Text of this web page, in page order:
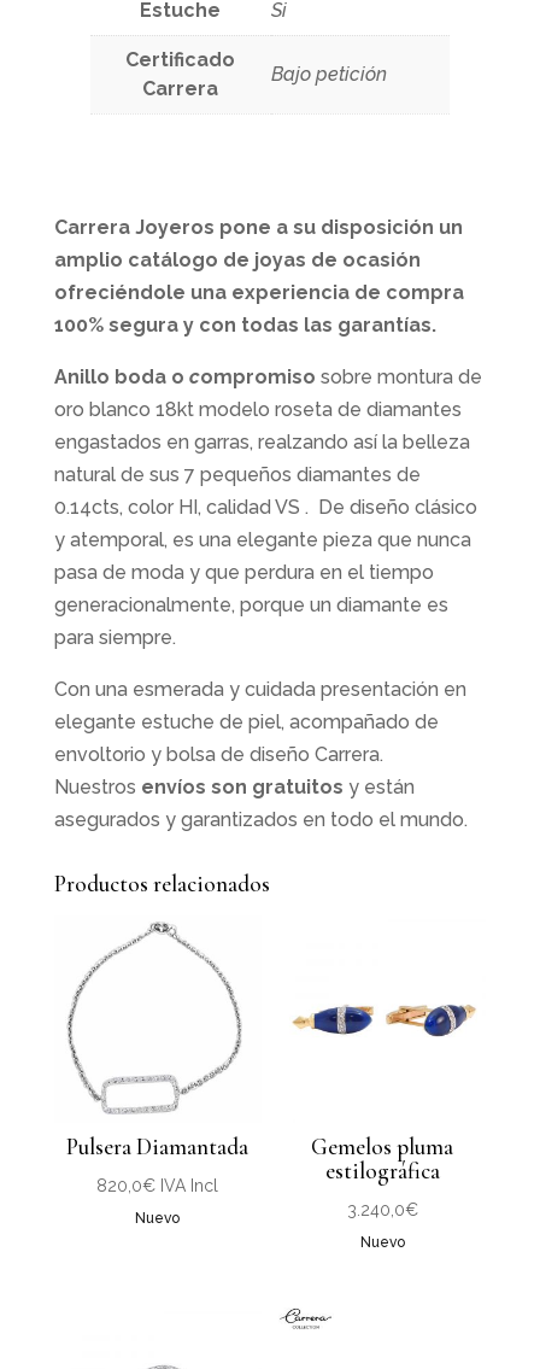
Estuche Si
Certificado
Carrera
Bajo petición
Carrera Joyeros pone a su disposición un
amplio catálogo de joyas de ocasión
ofreciéndole una experiencia de compra
100% segura y con todas las garantías.
Anillo boda o compromiso sobre montura de
oro blanco 18kt modelo roseta de diamantes
engastados en garras, realzando así la belleza
natural de sus 7 pequeños diamantes de
0.14cts, color HI, calidad VS . De diseño clásico
y atemporal, es una elegante pieza que nunca
pasa de moda y que perdura en el tiempo
generacionalmente, porque un diamante es
para siempre.
Con una esmerada y cuidada presentación en
elegante estuche de piel, acompañado de
envoltorio y bolsa de diseño Carrera.
Nuestros envíos son gratuitos y están
asegurados y garantizados en todo el mundo.
Productos relacionados
Pulsera Diamantada
820,0€ IVA Incl
Nuevo
Gemelos pluma
estilográfica
3.240,0€
Nuevo